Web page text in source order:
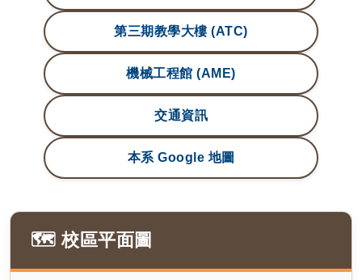
第三期教學大樓 (ATC)
機械工程館 (AME)
交通資訊
本系 Google 地圖
🗺️ 校區平面圖